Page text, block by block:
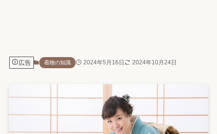
広告 着物の知識 2024年5月16日 2024年10月24日